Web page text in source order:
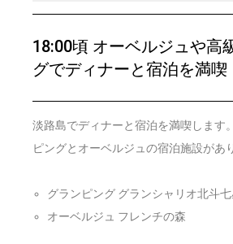
18:00頃 オーベルジュや高
グでディナーと宿泊を満喫
淡路島でディナーと宿泊を満喫します
ピングとオーベルジュの宿泊施設があ
グランピング グランシャリオ北斗七
オーベルジュ フレンチの森